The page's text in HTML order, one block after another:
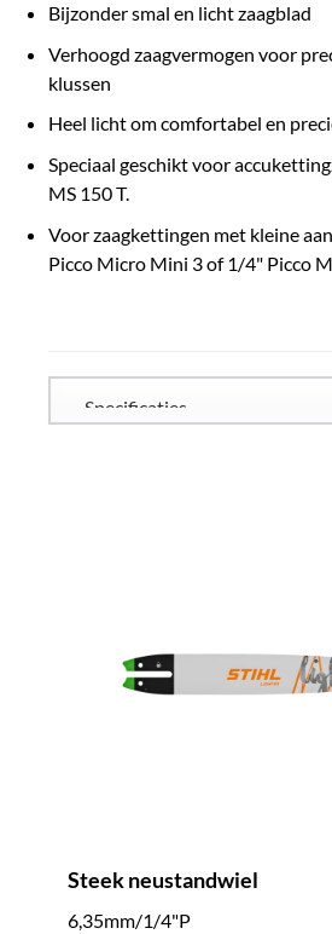
Bijzonder smal en licht zaagblad
Verhoogd zaagvermogen voor
klussen
Heel licht om comfortabel en
Speciaal geschikt voor
MS 150 T.
Voor zaagkettingen met kleine
Picco Micro Mini 3 of 1/4" Picco
Steek neustandwiel
6,35mm/1/4"P